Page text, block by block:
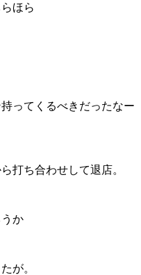
ほら
ってくるべきだったなー
打ち合わせして退店。
か
が。